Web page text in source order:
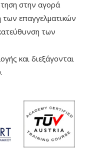
στην αγορά
επαγγελματικών
των
και διεξάγονται